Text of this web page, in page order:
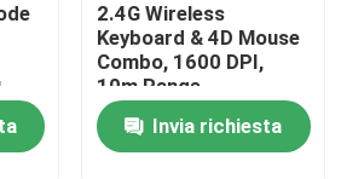
2.4G Wireless
Keyboard & 4D Mouse
Combo, 1600 DPI,
10m Range
Invia richiesta